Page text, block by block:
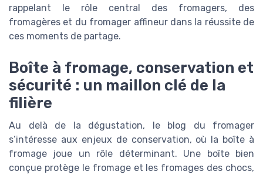
rappelant le rôle central des fromagers, des
fromagères et du fromager affineur dans la réussite de
ces moments de partage.
Boîte à fromage, conservation et
sécurité : un maillon clé de la
filière
Au delà de la dégustation, le blog du fromager
s’intéresse aux enjeux de conservation, où la boîte à
fromage joue un rôle déterminant. Une boîte bien
conçue protège le fromage et les fromages des chocs,